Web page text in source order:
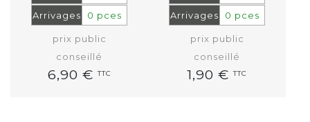
Arrivages
0 pces
prix public
conseillé
6,90 €TTC
Arrivages
0 pces
prix public
conseillé
1,90 €TTC